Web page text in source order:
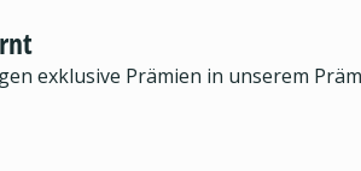
exklusive Prämien in unserem